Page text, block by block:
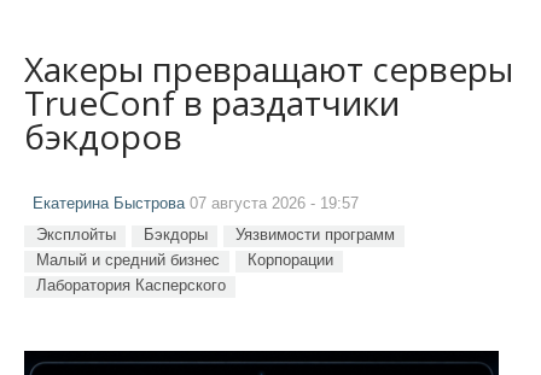
Хакеры превращают серверы
TrueConf в раздатчики
бэкдоров
Екатерина Быстрова07 августа 2026 - 19:57
Эксплойты Бэкдоры
Уязвимости программ
Малый и средний бизнес
Корпорации
Лаборатория Касперского